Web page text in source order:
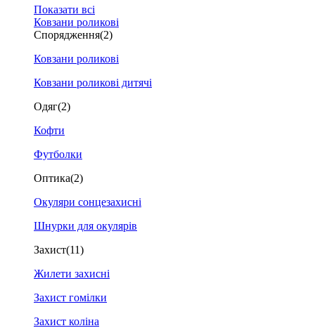
Показати всі
Ковзани роликові
Спорядження(2)
Ковзани роликові
Ковзани роликові дитячі
Одяг(2)
Кофти
Футболки
Оптика(2)
Окуляри сонцезахисні
Шнурки для окулярів
Захист(11)
Жилети захисні
Захист гомілки
Захист коліна